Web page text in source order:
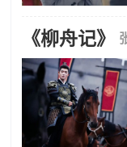
《柳舟记》